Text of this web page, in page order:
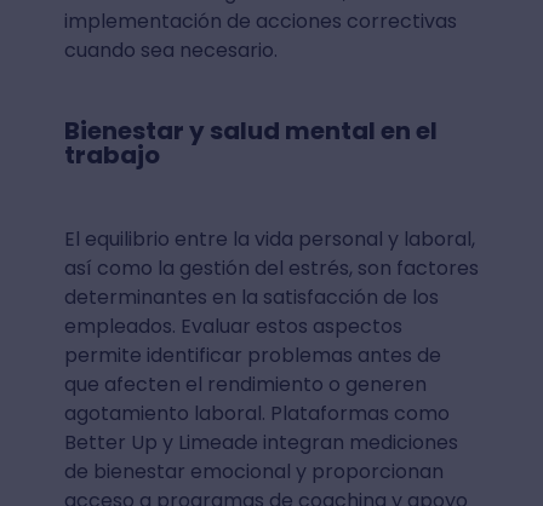
implementación de acciones correctivas
cuando sea necesario.
Bienestar y salud mental en el
trabajo
El equilibrio entre la vida personal y laboral,
así como la gestión del estrés, son factores
determinantes en la satisfacción de los
empleados. Evaluar estos aspectos
permite identificar problemas antes de
que afecten el rendimiento o generen
agotamiento laboral. Plataformas como
Better Up y Limeade integran mediciones
de bienestar emocional y proporcionan